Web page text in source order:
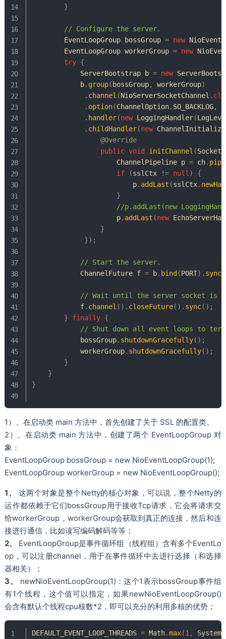
}
// Configure the server.
EventLoopGroup bossGroup = new
EventLoopGroup workerGroup = new
try {
ServerBootstrap b = new
            b
. group(bossGroup, workerGroup)
. channel (NioServerSocketChannel .
. option(ChannelOption. SO_BACKLOG,
. handler(new LoggingHandler(
. childHandler(new
@Override
public void initChannel (
ChannelPipeline p = ch.
if
(sslCtx != null )
{
                         p
. addLast (sslCtx.
}
//p.addLast(new
                     p
. addLast (new
}
}) ;
// Start the server.
ChannelFuture f = b. bind(PORT) . sync(
// Wait until the server socket is
            f
. channel ( ) . closeFuture( ) . sync( ) ;
}
finally {
// Shut down all event loops to
            bossGroup
. shutdownGracefully( ) ;
            workerGroup
. shutdownGracefully( ) ;
}
}
}
1）、在启动类 main 方法中，首先创建了关于 SSL 的配置类。
2）、在启动类 main 方法中，创建了两个 EventLoopGroup 对
象：
EventLoopGroup bossGroup = new NioEventLoopGroup(1);
EventLoopGroup workerGroup = new NioEventLoopGroup();
1、
这两个对象是整个Netty的核心对象，可以说，整个Netty的
运作都依赖于它们bossGroup用于接收Tcp请求，它会将请求交
给workerGroup，workerGroup会获取到真正的连接，然后和连
接进行通信，比如读写编码解码等等；
2、
EventLoopGroup是事件循环组（线程组）含有多个EventLo
op，可以注册channel，用于在事件循环中去进行选择（和选择
器相关）；
3、
newNioEventLoopGroup(1)：这个1表示bossGroup事件组
有1个线程，这个值可以指定，如果newNioEventLoopGroup()
会含有默认个线程cpu核数*2，即可以充分的利用多核的优势；
DEFAULT_EVENT_LOOP_THREADS = Math.max(1 ,